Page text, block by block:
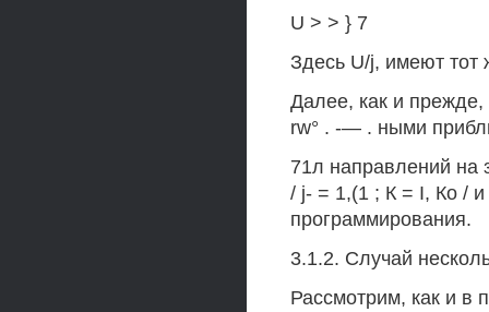
U > > } 7
Здесь U/j, имеют тот
Далее, как и прежде,
rw° . -— . ными
71л направлений на
/ j- = 1,(1 ; К = I, Ко /
программирования.
3.1.2. Случай
Рассмотрим, как и в